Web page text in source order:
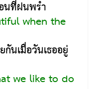
นที่ฝนพรำ
when the
กันเมื่อวันเธออยู่
we like to do